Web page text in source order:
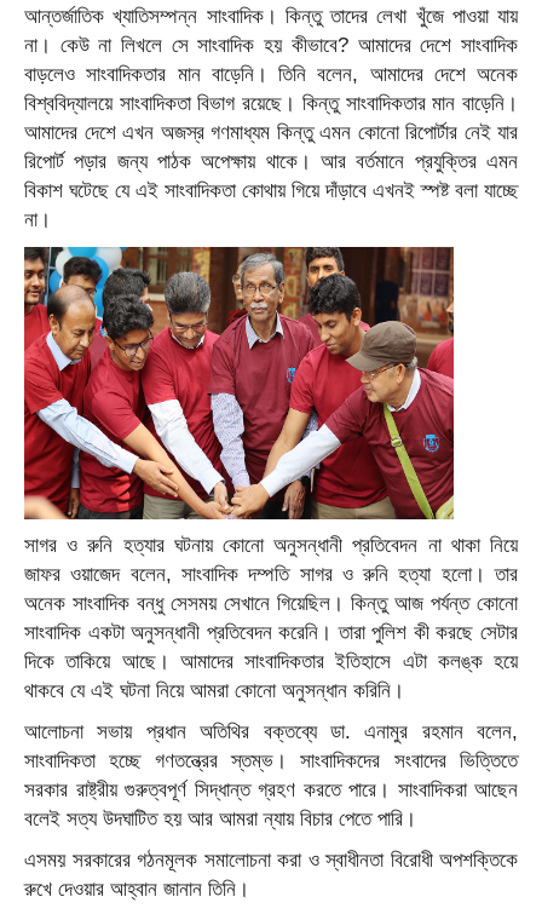
আন্তর্জাতিক খ্যাতিসম্পন্ন সাংবাদিক। কিন্তু তাদের লেখা খুঁজে পাওয়া যায়
না। কেউ না লিখলে সে সাংবাদিক হয় কীভাবে? আমাদের দেশে সাংবাদিক
বাড়লেও সাংবাদিকতার মান বাড়েনি। তিনি বলেন, আমাদের দেশে অনেক
বিশ্ববিদ্যালয়ে সাংবাদিকতা বিভাগ রয়েছে। কিন্তু সাংবাদিকতার মান বাড়েনি।
আমাদের দেশে এখন অজস্র গণমাধ্যম কিন্তু এমন কোনো রিপোর্টার নেই যার
রিপোর্ট পড়ার জন্য পাঠক অপেক্ষায় থাকে। আর বর্তমানে প্রযুক্তির এমন
বিকাশ ঘটেছে যে এই সাংবাদিকতা কোথায় গিয়ে দাঁড়াবে এখনই স্পষ্ট বলা যাচ্ছে
না।
সাগর ও রুনি হত্যার ঘটনায় কোনো অনুসন্ধানী প্রতিবেদন না থাকা নিয়ে
জাফর ওয়াজেদ বলেন, সাংবাদিক দম্পতি সাগর ও রুনি হত্যা হলো। তার
অনেক সাংবাদিক বন্ধু সেসময় সেখানে গিয়েছিল। কিন্তু আজ পর্যন্ত কোনো
সাংবাদিক একটা অনুসন্ধানী প্রতিবেদন করেনি। তারা পুলিশ কী করছে সেটার
দিকে তাকিয়ে আছে। আমাদের সাংবাদিকতার ইতিহাসে এটা কলঙ্ক হয়ে
থাকবে যে এই ঘটনা নিয়ে আমরা কোনো অনুসন্ধান করিনি।
আলোচনা সভায় প্রধান অতিথির বক্তব্যে ডা. এনামুর রহমান বলেন,
সাংবাদিকতা হচ্ছে গণতন্ত্রের স্তম্ভ। সাংবাদিকদের সংবাদের ভিত্তিতে
সরকার রাষ্ট্রীয় গুরুত্বপূর্ণ সিদ্ধান্ত গ্রহণ করতে পারে। সাংবাদিকরা আছেন
বলেই সত্য উদঘাটিত হয় আর আমরা ন্যায় বিচার পেতে পারি।
এসময় সরকারের গঠনমূলক সমালোচনা করা ও স্বাধীনতা বিরোধী অপশক্তিকে
রুখে দেওয়ার আহ্বান জানান তিনি।